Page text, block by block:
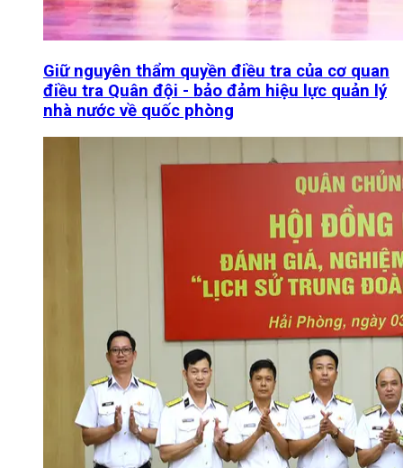
Giữ nguyên thẩm quyền điều tra của cơ quan
điều tra Quân đội - bảo đảm hiệu lực quản lý
nhà nước về quốc phòng